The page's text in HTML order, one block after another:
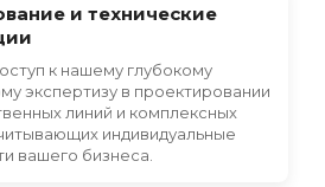
и технические
к нашему глубокому
экспертизу в проектировании
линий и комплексных
индивидуальные
вашего бизнеса.